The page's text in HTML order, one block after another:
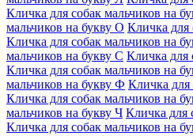
Кличка для собак мальчиков на
мальчиков на букву О Кличка для
Кличка для собак мальчиков на
мальчиков на букву С Кличка для
Кличка для собак мальчиков на
мальчиков на букву Ф Кличка для
Кличка для собак мальчиков на
мальчиков на букву Ч Кличка для
Кличка для собак мальчиков на